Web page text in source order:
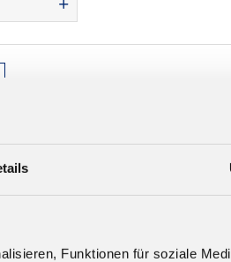
Funktionen für soziale